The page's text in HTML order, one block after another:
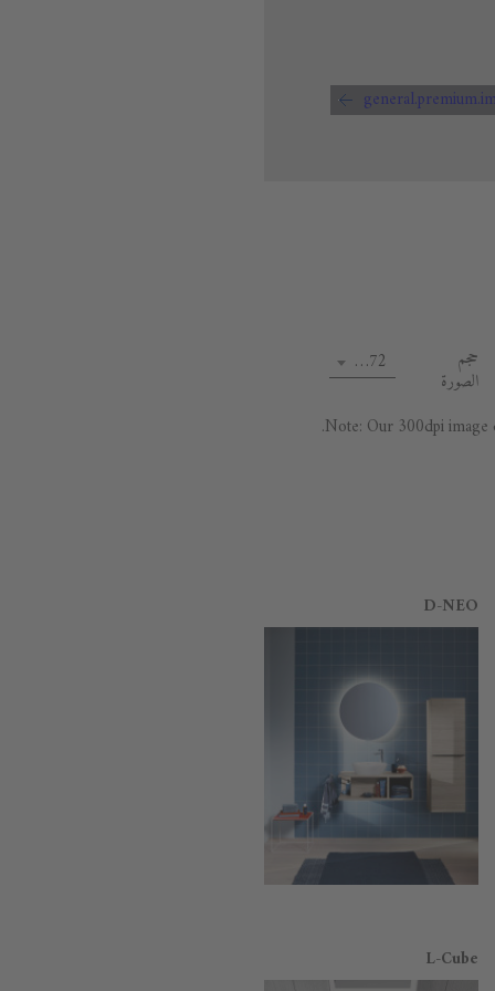
حجم
الصورة
72 dpi
Note: Our 300dpi image
D-NEO
L-Cube